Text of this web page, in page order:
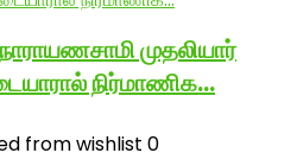
முதலியார்
நிர்மாணிக…
from wishlist 0